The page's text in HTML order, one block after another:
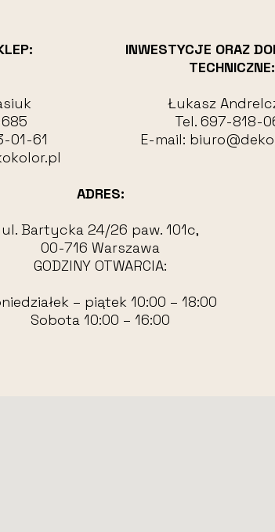
01-61
INWESTYCJE ORAZ
TECHNICZNE:
Łukasz
Tel. 697-818-
E-mail:
ADRES:
ul. Bartycka 24/26 paw. 101c,
00-716 Warszawa
GODZINY OTWARCIA:
– piątek 10:00 – 18:00
Sobota 10:00 – 16:00